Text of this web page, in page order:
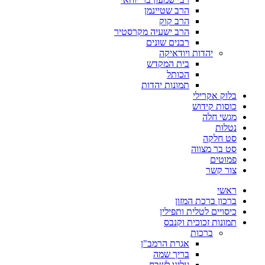
הרב שטיינמן
הרב קוק
הרב ישעיה מקרסטיר
רבנים שונים
יהדות ויודאיקה
בית המקדש
הכותל
תמונות יהדות
בלוק אקרילי
כוסות קידוש
מגשי חלה
נטלות
סט חלקה
סט בר מצווה
פמוטים
צור קשר
ראשי
ברכון ברכת המזון
כיסויים לטלית ותפילין
תמונות זכוכית וקנבס
ברכות
אגרת הרמב"ן
בריך שמה